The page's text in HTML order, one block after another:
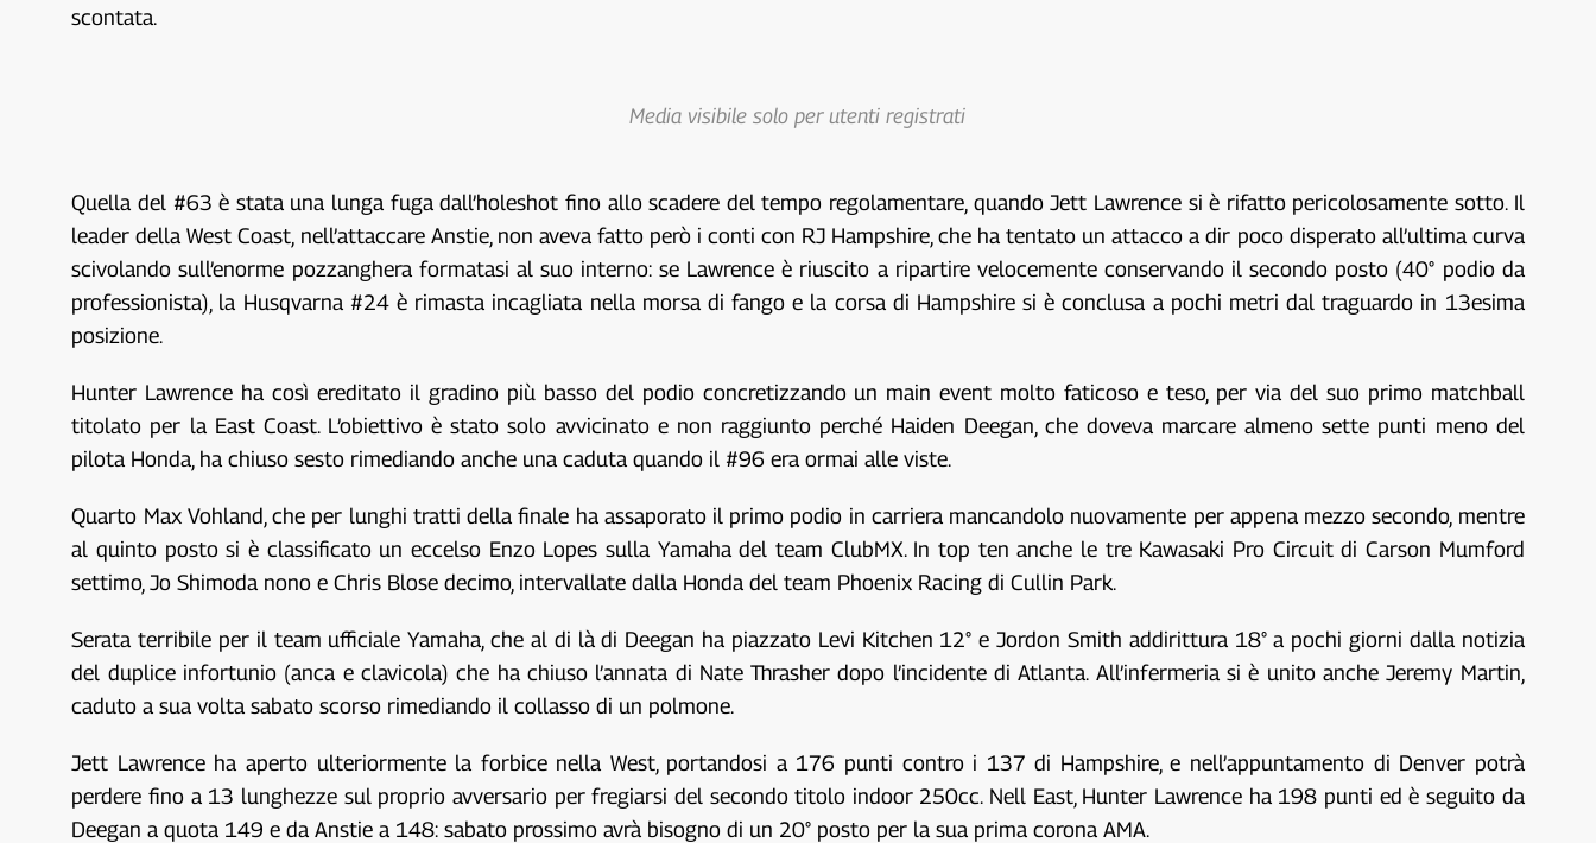
scontata.
Media visibile solo per utenti registrati
Quella del #63 è stata una lunga fuga dall’holeshot fino allo scadere del tempo regolamentare, quando Jett Lawrence si è rifatto pericolosamente sotto. Il
leader della West Coast, nell’attaccare Anstie, non aveva fatto però i conti con RJ Hampshire, che ha tentato un attacco a dir poco disperato all’ultima curva
scivolando sull’enorme pozzanghera formatasi al suo interno: se Lawrence è riuscito a ripartire velocemente conservando il secondo posto (40° podio da
professionista), la Husqvarna #24 è rimasta incagliata nella morsa di fango e la corsa di Hampshire si è conclusa a pochi metri dal traguardo in 13esima
posizione.
Hunter Lawrence ha così ereditato il gradino più basso del podio concretizzando un main event molto faticoso e teso, per via del suo primo matchball
titolato per la East Coast. L’obiettivo è stato solo avvicinato e non raggiunto perché Haiden Deegan, che doveva marcare almeno sette punti meno del
pilota Honda, ha chiuso sesto rimediando anche una caduta quando il #96 era ormai alle viste.
Quarto Max Vohland, che per lunghi tratti della finale ha assaporato il primo podio in carriera mancandolo nuovamente per appena mezzo secondo, mentre
al quinto posto si è classificato un eccelso Enzo Lopes sulla Yamaha del team ClubMX. In top ten anche le tre Kawasaki Pro Circuit di Carson Mumford
settimo, Jo Shimoda nono e Chris Blose decimo, intervallate dalla Honda del team Phoenix Racing di Cullin Park.
Serata terribile per il team ufficiale Yamaha, che al di là di Deegan ha piazzato Levi Kitchen 12° e Jordon Smith addirittura 18° a pochi giorni dalla notizia
del duplice infortunio (anca e clavicola) che ha chiuso l’annata di Nate Thrasher dopo l’incidente di Atlanta. All’infermeria si è unito anche Jeremy Martin,
caduto a sua volta sabato scorso rimediando il collasso di un polmone.
Jett Lawrence ha aperto ulteriormente la forbice nella West, portandosi a 176 punti contro i 137 di Hampshire, e nell’appuntamento di Denver potrà
perdere fino a 13 lunghezze sul proprio avversario per fregiarsi del secondo titolo indoor 250cc. Nell East, Hunter Lawrence ha 198 punti ed è seguito da
Deegan a quota 149 e da Anstie a 148: sabato prossimo avrà bisogno di un 20° posto per la sua prima corona AMA.